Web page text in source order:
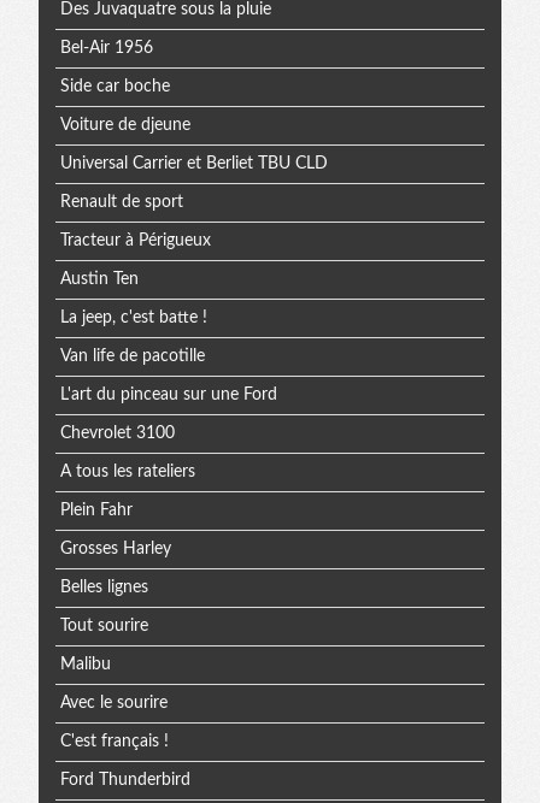
Des Juvaquatre sous la pluie
Bel-Air 1956
Side car boche
Voiture de djeune
Universal Carrier et Berliet TBU CLD
Renault de sport
Tracteur à Périgueux
Austin Ten
La jeep, c'est batte !
Van life de pacotille
L'art du pinceau sur une Ford
Chevrolet 3100
A tous les rateliers
Plein Fahr
Grosses Harley
Belles lignes
Tout sourire
Malibu
Avec le sourire
C'est français !
Ford Thunderbird